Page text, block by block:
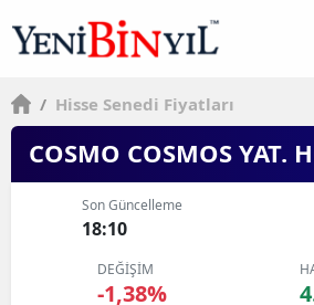
/ Hisse Senedi Fiyatları
COSMO COSMOS YAT.
Son Güncelleme
18:10
DEĞİŞİM
-1,38%